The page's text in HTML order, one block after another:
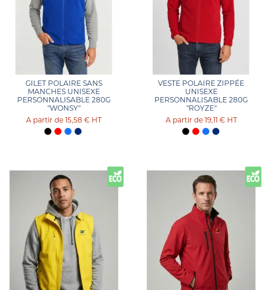
GILET POLAIRE SANS
MANCHES UNISEXE
PERSONNALISABLE 280G
"WONSY"
15,58 € HT
VESTE POLAIRE ZIPPÉE
UNISEXE
PERSONNALISABLE 280G
"ROYZE"
19,11 € HT